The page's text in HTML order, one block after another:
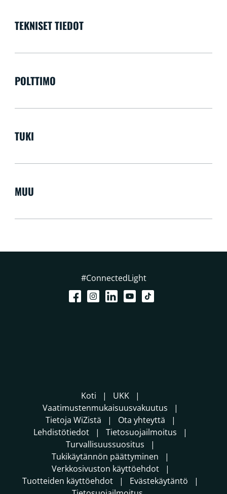
TEKNISET TIEDOT
POLTTIMO
TUKI
MUU
#ConnectedLight
Koti
UKK
Vaatimustenmukaisuusvakuutus
Tietoja WiZistä
Ota yhteyttä
Lehdistötiedot
Tietosuojailmoitus
Turvallisuussuositus
Tukikäytännön päättyminen
Verkkosivuston käyttöehdot
Tuotteiden käyttöehdot
Evästekäytäntö